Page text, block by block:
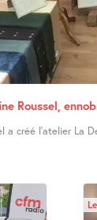
Roussel,
a créé l’atelier La